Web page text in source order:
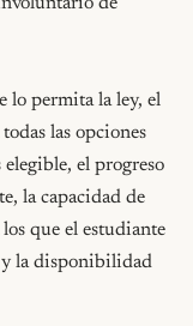
lo permita la ley, el
las opciones
elegible, el progreso
la capacidad de
que el estudiante
y la disponibilidad